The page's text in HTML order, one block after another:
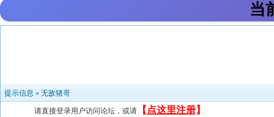
当
提示信息 » 无敌猪哥
请直接登录用户访问论坛，或请 【 点这里注册】